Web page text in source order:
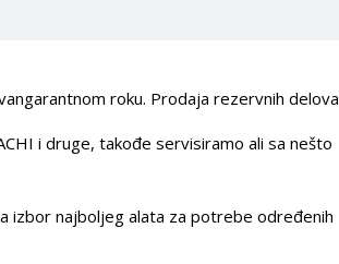
roku. Prodaja rezervnih delova
i druge, takođe servisiramo ali sa nešto
izbor najboljeg alata za potrebe određenih